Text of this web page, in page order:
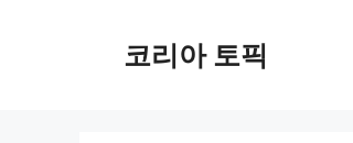
코리아 토픽